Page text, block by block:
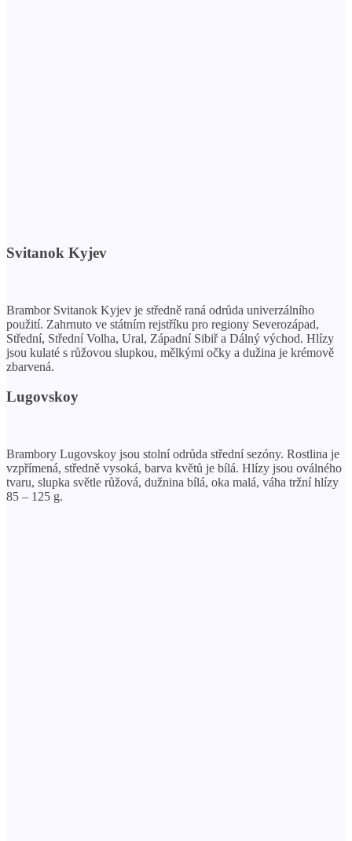
Svitanok Kyjev
Brambor Svitanok Kyjev je středně raná odrůda univerzálního
použití. Zahrnuto ve státním rejstříku pro regiony Severozápad,
Střední, Střední Volha, Ural, Západní Sibiř a Dálný východ. Hlízy
jsou kulaté s růžovou slupkou, mělkými očky a dužina je krémově
zbarvená.
Lugovskoy
Brambory Lugovskoy jsou stolní odrůda střední sezóny. Rostlina je
vzpřímená, středně vysoká, barva květů je bílá. Hlízy jsou oválného
tvaru, slupka světle růžová, dužnina bílá, oka malá, váha tržní hlízy
85 – 125 g.